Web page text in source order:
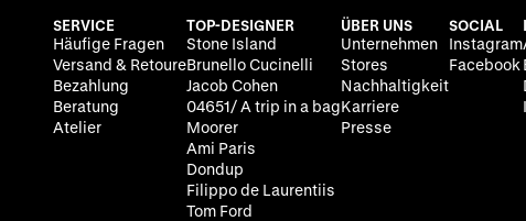
SERVICE
Häufige Fragen
Versand & Retoure
Bezahlung
Beratung
Atelier
TOP-DESIGNER
Stone Island
Brunello Cucinelli
Jacob Cohen
04651/ A trip in a bag
Moorer
Ami Paris
Dondup
Filippo de Laurentiis
Tom Ford
ÜBER UNS
Unternehmen
Stores
Nachhaltigkeit
Karriere
Presse
SOCIAL
Instagram
Facebook